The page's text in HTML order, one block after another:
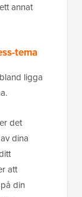
annat
tema
ligga
det
dina
att
din